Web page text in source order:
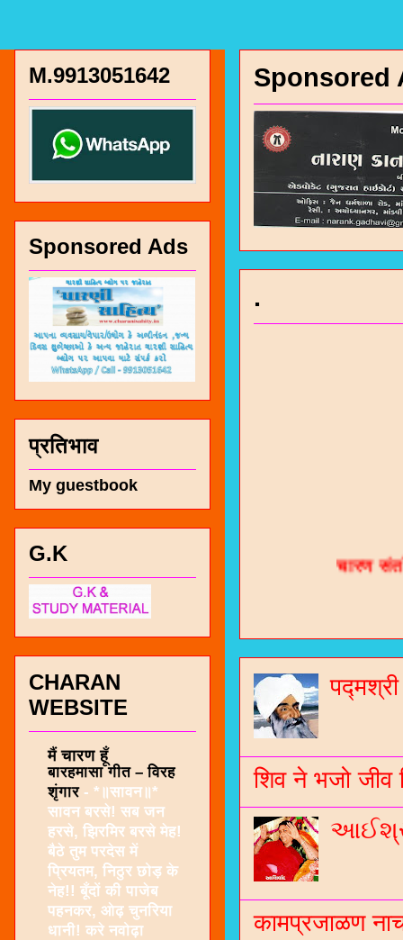
Sponsored
.
भजन /
चारणी
शिव ने भजो जीव
कामप्रजाळण
M.9913051642
Sponsored Ads
प्रतिभाव
My guestbook
G.K
CHARAN
WEBSITE
मैं चारण हूँ
बारहमासा गीत – विरह
शृंगार - *॥सावन॥*
सावन बरसे! सब जन
हरसे, झिरमिर बरसे मेह!
बैठे तुम परदेस में
प्रियतम, निठुर छोड़ के
नेह!! बूँदों की पाजेब
पहनकर, ओढ़ चुनरिया
धानी! करे नवोढ़ा